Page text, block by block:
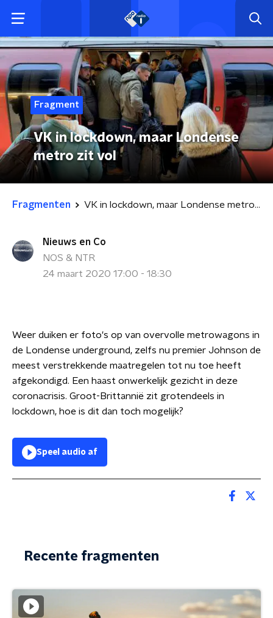
Fragment
VK in lockdown, maar Londense
metro zit vol
Fragmenten VK in lockdown, maar Londense metro zit vol
Nieuws en Co
NOS & NTR
24 maart 2020 17:00 - 18:30
Weer duiken er foto's op van overvolle metrowagons in
de Londense underground, zelfs nu premier Johnson de
meest verstrekkende maatregelen tot nu toe heeft
afgekondigd. Een haast onwerkelijk gezicht in deze
coronacrisis. Groot-Brittannië zit grotendeels in
lockdown, hoe is dit dan toch mogelijk?
Speel audio af
Recente fragmenten